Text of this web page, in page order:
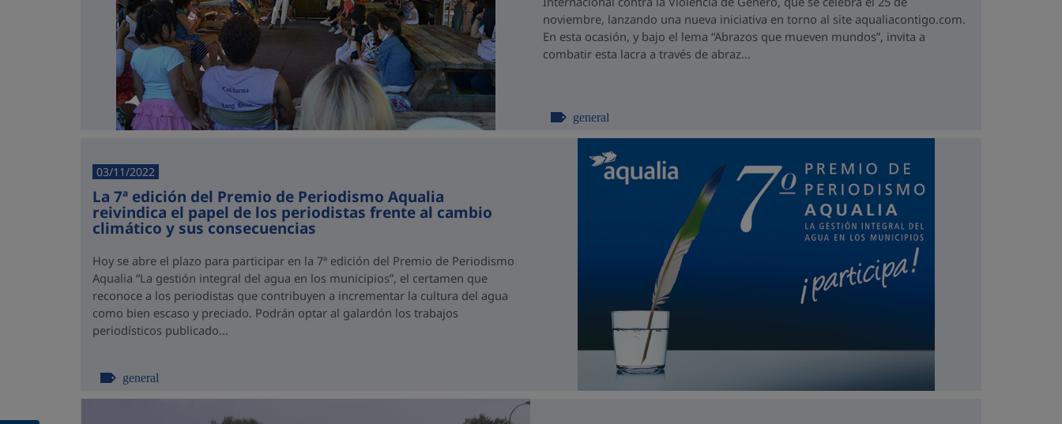
noviembre, lanzando una nueva iniciativa en torno al site aqualiacontigo.com.
En esta ocasión, y bajo el lema “Abrazos que mueven mundos”, invita a
combatir esta lacra a través de abraz...
general
03/11/2022
La 7ª edición del Premio de Periodismo Aqualia
reivindica el papel de los periodistas frente al cambio
climático y sus consecuencias
Hoy se abre el plazo para participar en la 7ª edición del Premio de Periodismo
Aqualia “La gestión integral del agua en los municipios”, el certamen que
reconoce a los periodistas que contribuyen a incrementar la cultura del agua
como bien escaso y preciado. Podrán optar al galardón los trabajos
periodísticos publicado...
general